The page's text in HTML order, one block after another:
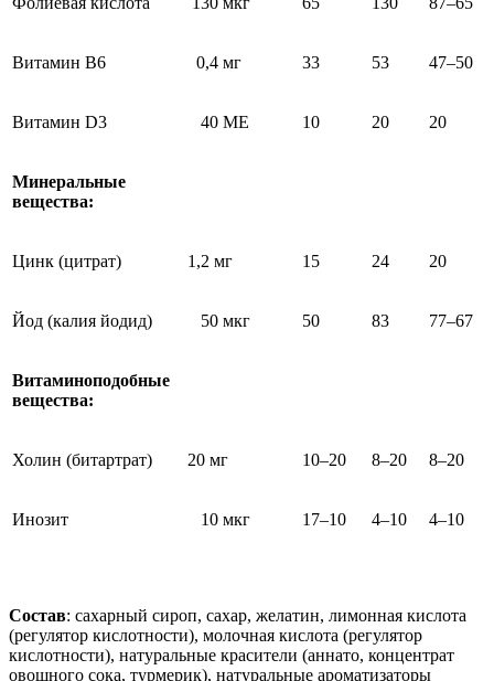
Витамин В6 0,4 мг 33 53 47–50
Витамин D3 40 ME 10 20 20
Минеральные
вещества:
Цинк (цитрат) 1,2 мг 15 24 20
Йод (калия йодид) 50 мкг 50 83 77–67
Витаминоподобные
вещества:
Холин (битартрат) 20 мг 10–20 8–20 8–20
Инозит 10 мкг 17–10 4–10 4–10
Состав: сахарный сироп, сахар, желатин, лимонная кислота
(регулятор кислотности), молочная кислота (регулятор
кислотности), натуральные красители (аннато, концентрат
овощного сока, турмерик), натуральные ароматизаторы